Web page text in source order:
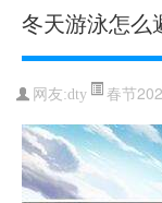
冬天游泳怎么
网友:dty 春节